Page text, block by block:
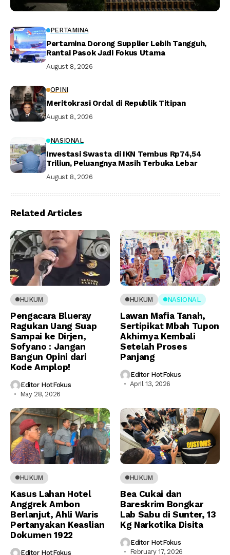
PERTAMINA
Pertamina Dorong Supplier Lebih Tangguh,
Rantai Pasok Jadi Fokus Utama
August 8, 2026
OPINI
Meritokrasi Ordal di Republik Titipan
August 8, 2026
NASIONAL
Investasi Swasta di IKN Tembus Rp74,54
Triliun, Peluangnya Masih Terbuka Lebar
August 8, 2026
Related Articles
HUKUM
Pengacara Blueray
Ragukan Uang Suap
Sampai ke Dirjen,
Sofyano : Jangan
Bangun Opini dari
Kode Amplop!
Editor HotFokus
May 28, 2026
HUKUM NASIONAL
Lawan Mafia Tanah,
Sertipikat Mbah Tupon
Akhirnya Kembali
Setelah Proses
Panjang
Editor HotFokus
April 13, 2026
HUKUM
Kasus Lahan Hotel
Anggrek Ambon
Berlanjut, Ahli Waris
Pertanyakan Keaslian
Dokumen 1922
Editor HotFokus
HUKUM
Bea Cukai dan
Bareskrim Bongkar
Lab Sabu di Sunter, 13
Kg Narkotika Disita
Editor HotFokus
February 17, 2026